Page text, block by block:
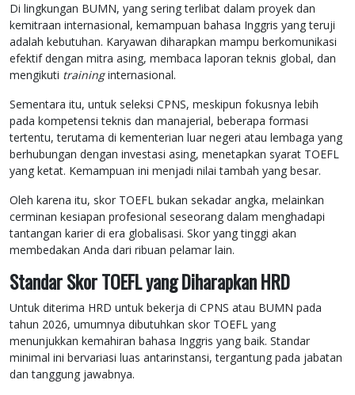
Di lingkungan BUMN, yang sering terlibat dalam proyek dan
kemitraan internasional, kemampuan bahasa Inggris yang teruji
adalah kebutuhan. Karyawan diharapkan mampu berkomunikasi
efektif dengan mitra asing, membaca laporan teknis global, dan
mengikuti traininginternasional.
Sementara itu, untuk seleksi CPNS, meskipun fokusnya lebih
pada kompetensi teknis dan manajerial, beberapa formasi
tertentu, terutama di kementerian luar negeri atau lembaga yang
berhubungan dengan investasi asing, menetapkan syarat TOEFL
yang ketat. Kemampuan ini menjadi nilai tambah yang besar.
Oleh karena itu, skor TOEFL bukan sekadar angka, melainkan
cerminan kesiapan profesional seseorang dalam menghadapi
tantangan karier di era globalisasi. Skor yang tinggi akan
membedakan Anda dari ribuan pelamar lain.
Standar Skor TOEFL yang Diharapkan HRD
Untuk diterima HRD untuk bekerja di CPNS atau BUMN pada
tahun 2026, umumnya dibutuhkan skor TOEFL yang
menunjukkan kemahiran bahasa Inggris yang baik. Standar
minimal ini bervariasi luas antarinstansi, tergantung pada jabatan
dan tanggung jawabnya.